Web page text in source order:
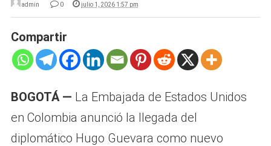
admin 0 julio 1, 2026 1:57 pm
Compartir
BOGOTÁ — La Embajada de Estados Unidos
en Colombia anunció la llegada del
diplomático Hugo Guevara como nuevo